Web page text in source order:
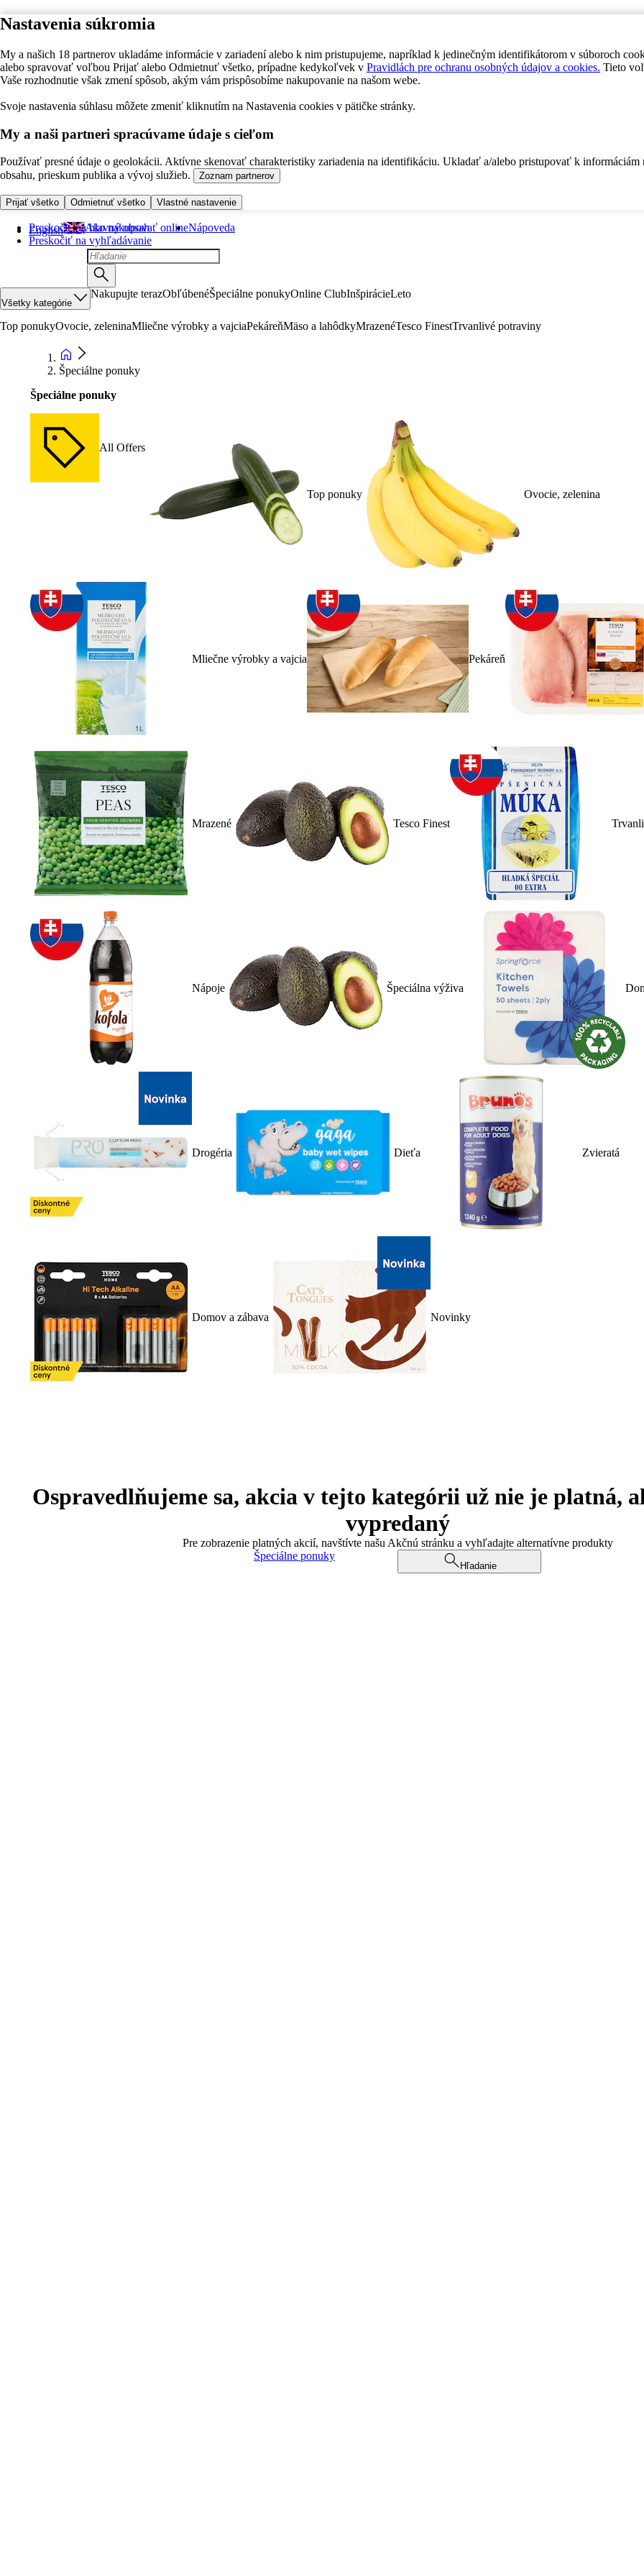
Nastavenia súkromia
My a našich 18 partnerov ukladáme informácie v zariadení alebo k nim pristupujeme, napríklad k jedinečným identifikátorom v súboroch
alebo spravovať voľbou Prijať alebo Odmietnuť všetko, prípadne kedykoľvek v Pravidlách pre ochranu osobných údajov a cookies. Tieto
Vaše rozhodnutie však zmení spôsob, akým vám prispôsobíme nakupovanie na našom webe.
Svoje nastavenia súhlasu môžete zmeniť kliknutím na Nastavenia cookies v pätičke stránky.
My a naši partneri spracúvame údaje s cieľom
Používať presné údaje o geolokácii. Aktívne skenovať charakteristiky zariadenia na identifikáciu. Ukladať a/alebo pristupovať k informáciám
obsahu, prieskum publika a vývoj služieb.
Zoznam partnerov
Prijať všetko Odmietnuť všetko Vlastné nastavenie
Preskočiť na hlavný obsah
Preskočiť na vyhľadávanie
English Ako nakupovať onlineNápoveda
Všetky kategórie
Nakupujte terazObľúbenéŠpeciálne ponukyOnline ClubInšpirácieLeto
Top ponukyOvocie, zeleninaMliečne výrobky a vajciaPekáreňMäso a lahôdkyMrazenéTesco FinestTrvanlivé potraviny
Špeciálne ponuky
Špeciálne ponuky
All Offers
Top ponuky Ovocie, zelenina
Mliečne výrobky a vajcia Pekáreň
Mrazené Tesco Finest
Nápoje Špeciálna výživa
Drogéria Dieťa Zvieratá
Domov a zábava Novinky
Ospravedlňujeme sa, akcia v tejto kategórii už nie je platná,
vypredaný
Pre zobrazenie platných akcií, navštívte našu Akčnú stránku a vyhľadajte alternatívne produkty
Špeciálne ponuky
Hľadanie